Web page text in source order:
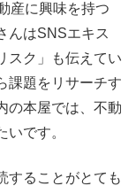
産に興味を持つ
んはSNSエキス
スク」も伝えてい
課題をリサーチす
の本屋では、不動
です。
することがとても